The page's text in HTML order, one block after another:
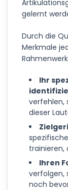
gelernt
Durch die
Merkmale
Ihr
verfehlen,
dieser
trainieren,
Ihren
verfolgen,
noch